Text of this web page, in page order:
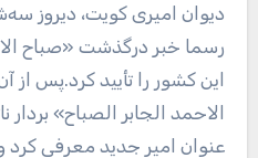
دیوان امیری کویت، دیروز
رسما خبر درگذشت «صباح
این کشور را تأیید کرد.پس از
عنوان امیر جدید معرفی کرد و